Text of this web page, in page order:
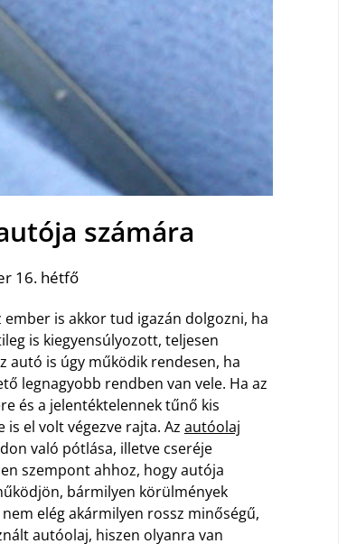
számára
16. hétfő
ember is akkor tud igazán dolgozni, ha
is kiegyensúlyozott, teljesen
autó is úgy működik rendesen, ha
legnagyobb rendben van vele. Ha az
és a jelentéktelennek tűnő kis
is el volt végezve rajta. Az autóolaj
való pótlása, illetve cseréje
szempont ahhoz, hogy autója
bármilyen körülmények
elég akármilyen rossz minőségű,
autóolaj, hiszen olyanra van